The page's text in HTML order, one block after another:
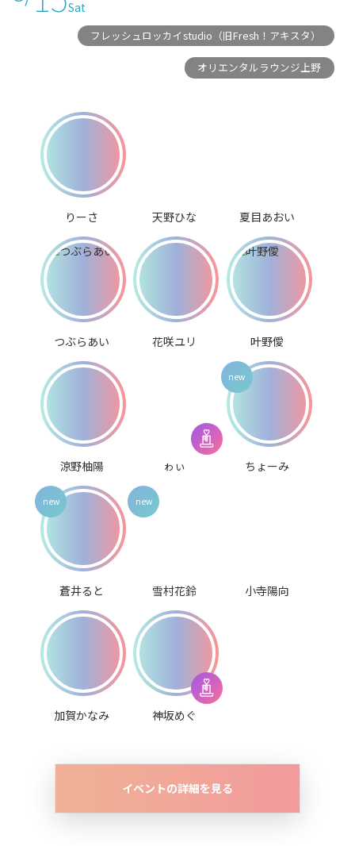
Sat
フレッシュロッカイstudio（旧Fresh！アキスタ）
オリエンタルラウンジ上野
りーさ 天野ひな 夏目あおい
つぶらあい 花咲ユリ 叶野僾
涼野柚陽 ゎぃ ちょーみ
蒼井ると 雪村花鈴 小寺陽向
加賀かなみ 神坂めぐ
イベントの詳細を見る